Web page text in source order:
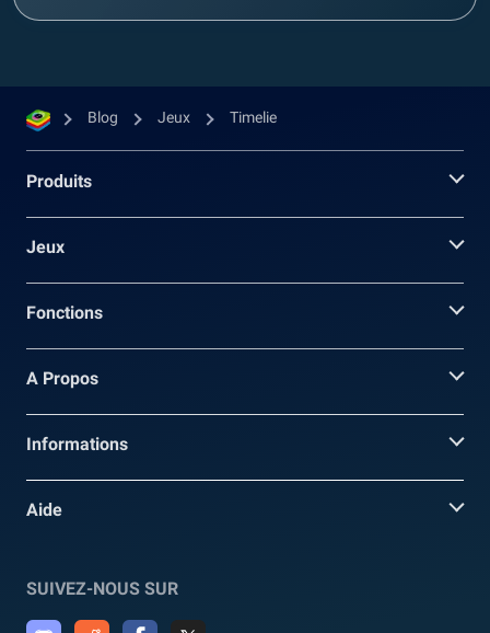
Blog Jeux Timelie
Produits
Jeux
Fonctions
A Propos
Informations
Aide
SUIVEZ-NOUS SUR